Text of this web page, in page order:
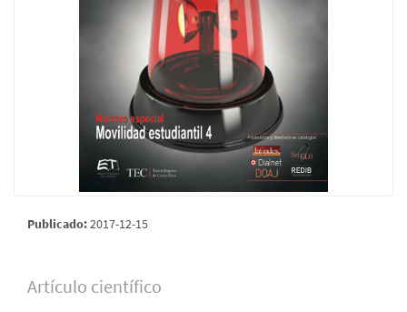
Publicado:2017-12-15
Artículo científico